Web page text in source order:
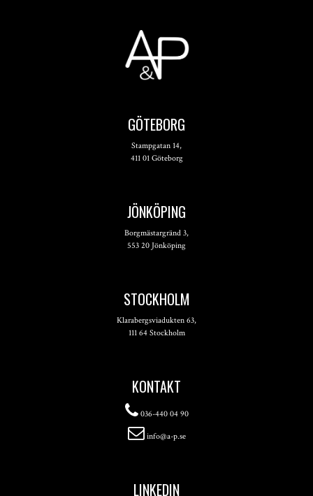
GÖTEBORG
Stampgatan 14,
411 01 Göteborg
JÖNKÖPING
Borgmästargränd 3,
553 20 Jönköping
STOCKHOLM
Klarabergsviadukten 63,
111 64 Stockholm
KONTAKT
036-440 04 90
info@a-p.se
LINKEDIN